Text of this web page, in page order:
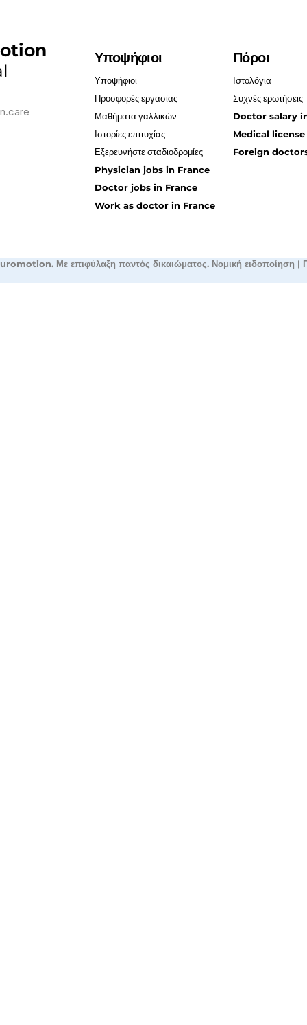
Υποψήφιοι
Υποψήφιοι
Προσφορές εργασίας
Μαθήματα γαλλικών
Ιστορίες επιτυχίας
Εξερευνήστε σταδιοδρομίες
Physician jobs in France
Doctor jobs in France
Work as doctor in France
Πόροι
Ιστολόγια
Συχνές ερωτήσεις
Doctor salary
Medical
Foreign
Με επιφύλαξη παντός δικαιώματος. Νομική ειδοποίηση |